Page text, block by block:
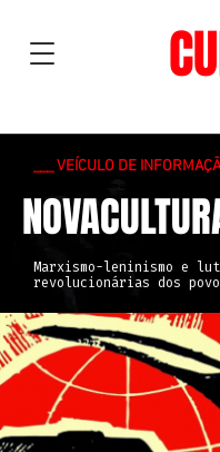
___ VEÍCULO DE
Marxismo-leninismo e
revolucionárias dos